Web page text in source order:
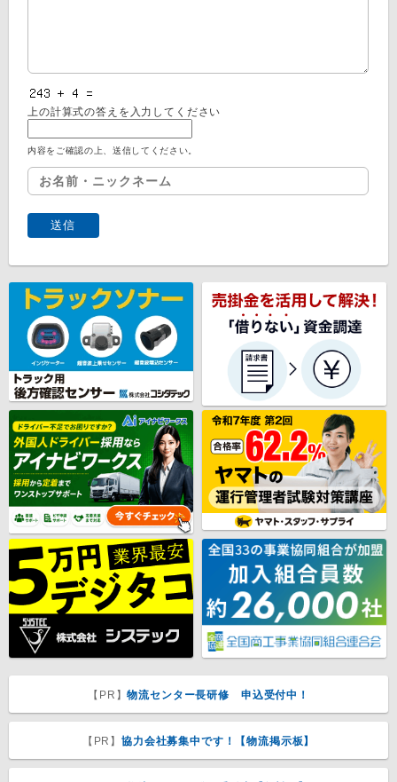
上の計算式の答えを入力してください
内容をご確認の上、送信してください。
【PR】物流センター長研修 申込受付中！
【PR】協力会社募集中です！【物流掲示板】